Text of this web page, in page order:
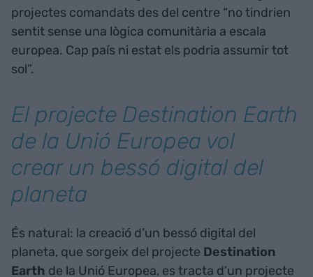
projectes comandats des del centre “no tindrien
sentit sense una lògica comunitària a escala
europea. Cap país ni estat els podria assumir tot
sol”.
El projecte Destination Earth
de la Unió Europea vol
crear un bessó digital del
planeta
És natural: la creació d’un bessó digital del
planeta, que sorgeix del projecte Destination
Earth de la Unió Europea, es tracta d’un projecte